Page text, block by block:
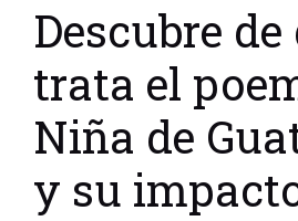
Descubre de
trata el
Niña de
y su